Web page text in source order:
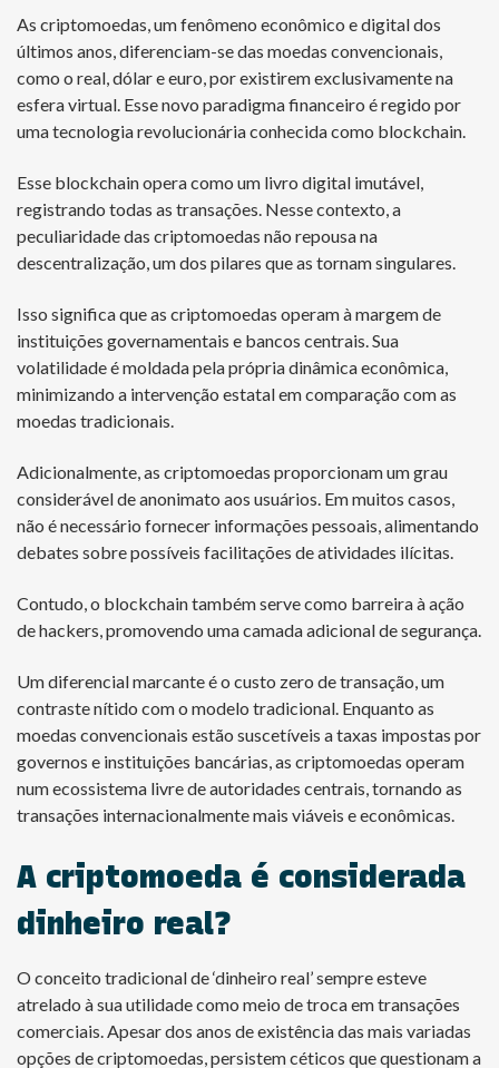
As criptomoedas, um fenômeno econômico e digital dos
últimos anos, diferenciam-se das moedas convencionais,
como o real, dólar e euro, por existirem exclusivamente na
esfera virtual. Esse novo paradigma financeiro é regido por
uma tecnologia revolucionária conhecida como blockchain.
Esse blockchain opera como um livro digital imutável,
registrando todas as transações. Nesse contexto, a
peculiaridade das criptomoedas não repousa na
descentralização, um dos pilares que as tornam singulares.
Isso significa que as criptomoedas operam à margem de
instituições governamentais e bancos centrais. Sua
volatilidade é moldada pela própria dinâmica econômica,
minimizando a intervenção estatal em comparação com as
moedas tradicionais.
Adicionalmente, as criptomoedas proporcionam um grau
considerável de anonimato aos usuários. Em muitos casos,
não é necessário fornecer informações pessoais, alimentando
debates sobre possíveis facilitações de atividades ilícitas.
Contudo, o blockchain também serve como barreira à ação
de hackers, promovendo uma camada adicional de segurança.
Um diferencial marcante é o custo zero de transação, um
contraste nítido com o modelo tradicional. Enquanto as
moedas convencionais estão suscetíveis a taxas impostas por
governos e instituições bancárias, as criptomoedas operam
num ecossistema livre de autoridades centrais, tornando as
transações internacionalmente mais viáveis e econômicas.
A criptomoeda é considerada
dinheiro real?
O conceito tradicional de ‘dinheiro real’ sempre esteve
atrelado à sua utilidade como meio de troca em transações
comerciais. Apesar dos anos de existência das mais variadas
opções de criptomoedas, persistem céticos que questionam a